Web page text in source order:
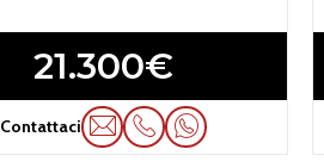
21.300€
Contattaci